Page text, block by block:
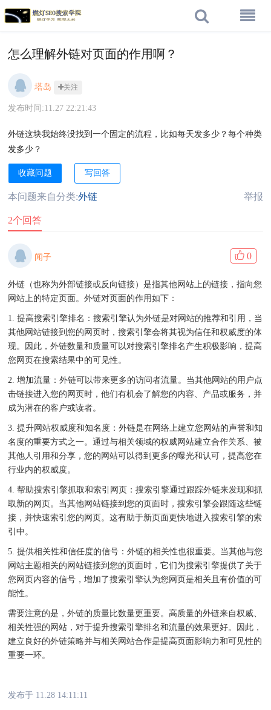
怎么理解外链对页面的作用啊？
塔岛 关注
发布时间:11.27 22:21:43
外链这块我始终没找到一个固定的流程，比如每天发多少？每个种类
发多少？
收藏问题 写回答
本问题来自分类:外链 举报
2个回答
闻子 0
外链（也称为外部链接或反向链接）是指其他网站上的链接，指向您
网站上的特定页面。外链对页面的作用如下：
1. 提高搜索引擎排名：搜索引擎认为外链是对网站的推荐和引用，当
其他网站链接到您的网页时，搜索引擎会将其视为信任和权威度的体
现。因此，外链数量和质量可以对搜索引擎排名产生积极影响，提高
您网页在搜索结果中的可见性。
2. 增加流量：外链可以带来更多的访问者流量。当其他网站的用户点
击链接进入您的网页时，他们有机会了解您的内容、产品或服务，并
成为潜在的客户或读者。
3. 提升网站权威度和知名度：外链是在网络上建立您网站的声誉和知
名度的重要方式之一。通过与相关领域的权威网站建立合作关系、被
其他人引用和分享，您的网站可以得到更多的曝光和认可，提高您在
行业内的权威度。
4. 帮助搜索引擎抓取和索引网页：搜索引擎通过跟踪外链来发现和抓
取新的网页。当其他网站链接到您的页面时，搜索引擎会跟随这些链
接，并快速索引您的网页。这有助于新页面更快地进入搜索引擎的索
引中。
5. 提供相关性和信任度的信号：外链的相关性也很重要。当其他与您
网站主题相关的网站链接到您的页面时，它们为搜索引擎提供了关于
您网页内容的信号，增加了搜索引擎认为您网页是相关且有价值的可
能性。
需要注意的是，外链的质量比数量更重要。高质量的外链来自权威、
相关性强的网站，对于提升搜索引擎排名和流量的效果更好。因此，
建立良好的外链策略并与相关网站合作是提高页面影响力和可见性的
重要一环。
发布于 11.28 14:11:11